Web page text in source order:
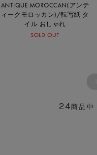
ANTIQUE MOROCCAN(アンテ
ィークモロッカン)/転写紙 タ
イル おしゃれ
SOLD OUT
24商品中